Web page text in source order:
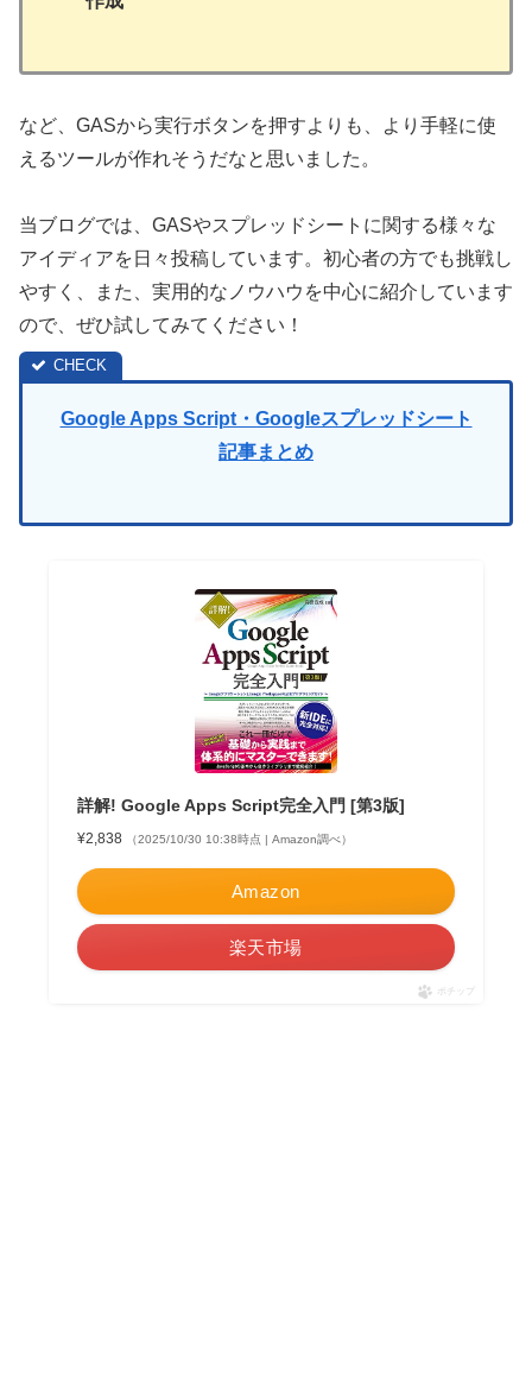
など、GASから実行ボタンを押すよりも、より手軽に使
えるツールが作れそうだなと思いました。
当ブログでは、GASやスプレッドシートに関する様々な
アイディアを日々投稿しています。初心者の方でも挑戦し
やすく、また、実用的なノウハウを中心に紹介しています
ので、ぜひ試してみてください！
Google Apps Script・Googleスプレッドシート
記事まとめ
詳解! Google Apps Script完全入門 [第3版]
¥2,838 （2025/10/30 10:38時点 | Amazon調べ）
Amazon
楽天市場
ポチップ